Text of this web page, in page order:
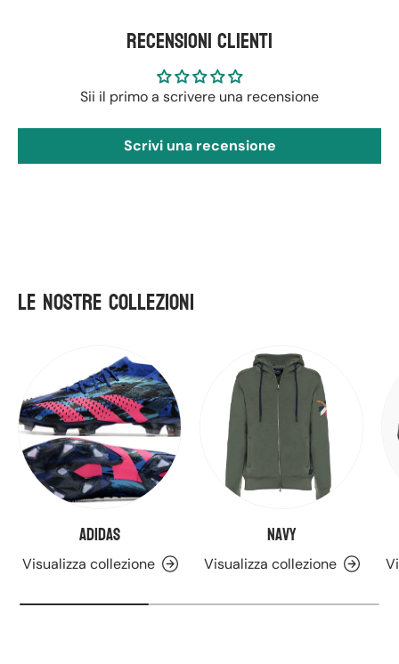
Recensioni Clienti
Sii il primo a scrivere una recensione
Scrivi una recensione
Le nostre Collezioni
Adidas
Visualizza collezione
Navy
Visualizza collezione